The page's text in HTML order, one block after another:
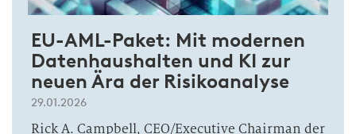
EU-AML-Paket: Mit modernen
Datenhaushalten und KI zur
neuen Ära der Risikoanalyse
29.01.2026
Rick A. Campbell, CEO/Executive Chairman der